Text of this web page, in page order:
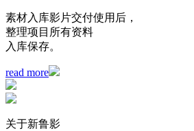
素材入库影片交付使用后，
整理项目所有资料
入库保存。
read more
关于新鲁影